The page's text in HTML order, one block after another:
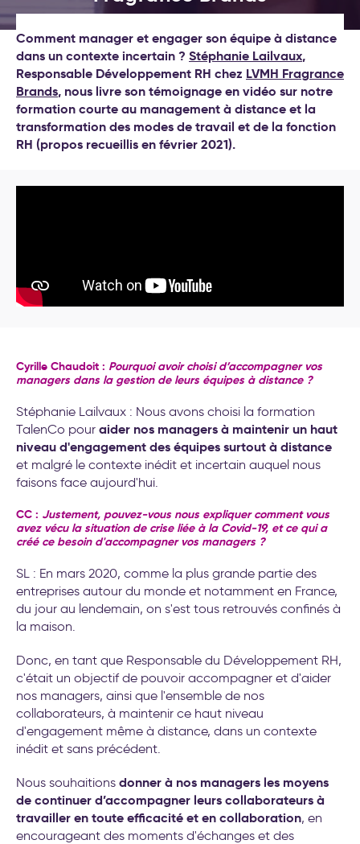
Test déploiement stratégique
: votre méthode de pilotage
est-elle vraiment efficace ?
stratégique
nouveau management
Conseil et accompagnement
travail
Formations aux nouveaux
Cockpit IA® : la méthode pour
déployer l'IA au service de
votre stratégie d’entreprise
transformation de l’entreprise
Nos formations
Nos labos
Contact
Comment manager et engager son équipe à distance
dans un contexte incertain ? Stéphanie Lailvaux,
Responsable Développement RH chez LVMH Fragrance
Brands, nous livre son témoignage en vidéo sur notre
formation courte au management à distance et la
transformation des modes de travail et de la fonction
RH (propos recueillis en février 2021).
Cyrille Chaudoit : Pourquoi avoir choisi d’accompagner vos
managers dans la gestion de leurs équipes à distance ?
Stéphanie Lailvaux : Nous avons choisi la formation
TalenCo pour aider nos managers à maintenir un haut
niveau d'engagement des équipes surtout à distance
et malgré le contexte inédit et incertain auquel nous
faisons face aujourd'hui.
CC : Justement, pouvez-vous nous expliquer comment vous
avez vécu la situation de crise liée à la Covid-19, et ce qui a
créé ce besoin d'accompagner vos managers ?
SL : En mars 2020, comme la plus grande partie des
entreprises autour du monde et notamment en France,
du jour au lendemain, on s'est tous retrouvés confinés à
la maison.
Donc, en tant que Responsable du Développement RH,
c'était un objectif de pouvoir accompagner et d'aider
nos managers, ainsi que l'ensemble de nos
collaborateurs, à maintenir ce haut niveau
d'engagement même à distance, dans un contexte
inédit et sans précédent.
Nous souhaitions donner à nos managers les moyens
de continuer d’accompagner leurs collaborateurs à
travailler en toute efficacité et en collaboration, en
encourageant des moments d'échanges et des